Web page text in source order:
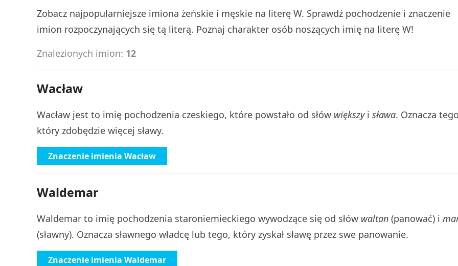
Zobacz najpopularniejsze imiona żeńskie i męskie na literę W. Sprawdź pochodzenie i znaczenie
imion rozpoczynających się tą literą. Poznaj charakter osób noszących imię na literę W!
Znalezionych imion: 12
Wacław
Wacław jest to imię pochodzenia czeskiego, które powstało od słów większyi sława. Oznacza
który zdobędzie więcej sławy.
Znaczenie imienia Wacław
Waldemar
Waldemar to imię pochodzenia staroniemieckiego wywodzące się od słów waltan (panować) i
(sławny). Oznacza sławnego władcę lub tego, który zyskał sławę przez swe panowanie.
Znaczenie imienia Waldemar